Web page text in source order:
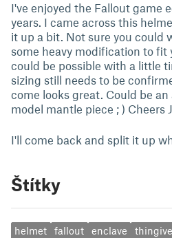
I've enjoyed the Fallout game
years. I came across this
it up a bit. Not sure you could
some heavy modification to fit
could be possible with a little
sizing still needs to be
come looks great. Could be
model mantle piece ; ) Cheers
I'll come back and split it up
Štítky
helmet fallout enclave